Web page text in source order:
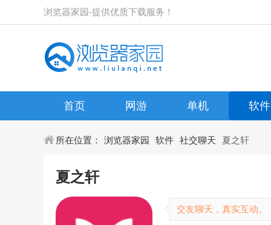
浏览器家园-提供优质下载服务！
首页 网游 单机 软件
所在位置： 浏览器家园 软件 社交聊天 夏之轩
夏之轩
交友聊天，真实互动。